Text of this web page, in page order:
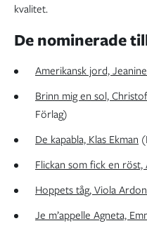
kvalitet.
De nominerade
Amerikansk jord,
Brinn mig en sol,
Förlag)
De kapabla, Klas Ekman
Flickan som fick en röst,
Hoppets tåg, Viola
Je m’appelle Agneta,